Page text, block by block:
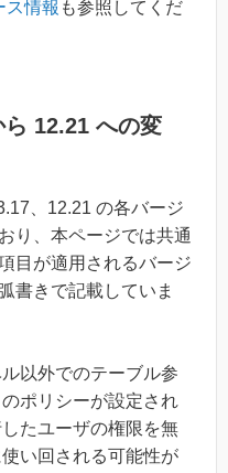
ス情報 も参照してくだ
12.21 への変
、12.21 の各バージ
り、本ページでは共通
目が適用されるバージ
書きで記載していま
以外でのテーブル参
ポリシーが設定され
たユーザの権限を無
い回される可能性が